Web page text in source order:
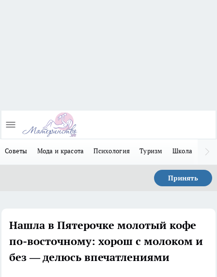
Советы Мода и красота Психология Туризм Школа
Принять
Нашла в Пятерочке молотый кофе
по-восточному: хорош с молоком и
без — делюсь впечатлениями